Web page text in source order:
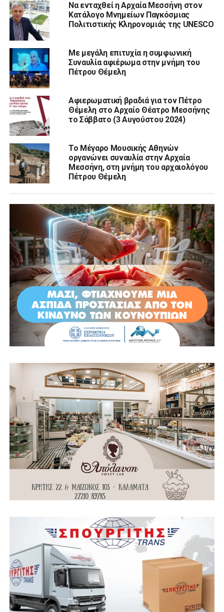
Να ενταχθεί η Αρχαία Μεσσήνη στον
Κατάλογο Μνημείων Παγκόσμιας
Πολιτιστικής Κληρονομιάς της UNESCO
Με μεγάλη επιτυχία η συμφωνική
Συναυλία αφιέρωμα στην μνήμη του
Πέτρου Θέμελη
Αφιερωματική βραδιά για τον Πέτρο
Θέμελη στο Αρχαίο Θέατρο Μεσσήνης
το Σάββατο (3 Αυγούστου 2024)
Το Μέγαρο Μουσικής Αθηνών
οργανώνει συναυλία στην Αρχαία
Μεσσήνη, στη μνήμη του αρχαιολόγου
Πέτρου Θέμελη